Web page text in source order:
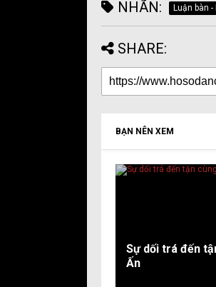
NHÃN: Luận bàn -
SHARE:
BẠN NÊN XEM
Sự dối trá đến
Ấn